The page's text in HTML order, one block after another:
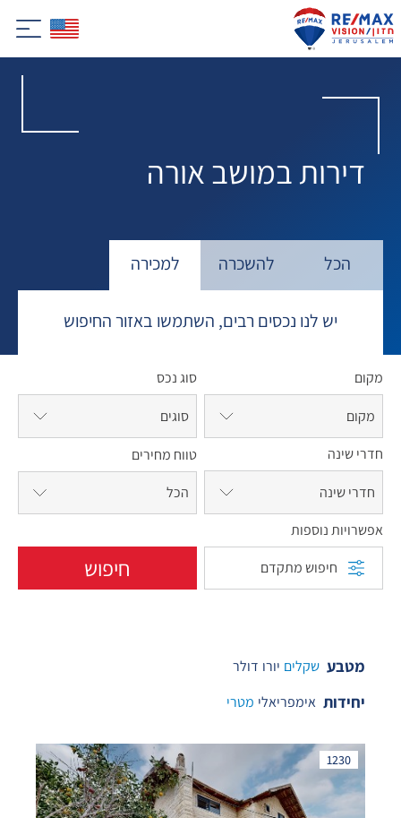
דירות במושב אורה
הכל להשכרה למכירה
יש לנו נכסים רבים, השתמשו באזור החיפוש
מקום
מקום
סוג נכס
סוגים
חדרי שינה
חדרי שינה
טווח מחירים
אפשרויות נוספות
חיפוש מתקדם
חיפוש
מטבע שקלים יורו דולר
יחידות אימפריאלי מטרי
1230